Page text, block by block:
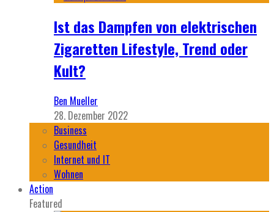
Ist das Dampfen von elektrischen
Zigaretten Lifestyle, Trend oder
Kult?
Ben Mueller
28. Dezember 2022
Business
Gesundheit
Internet und IT
Wohnen
Action
Featured